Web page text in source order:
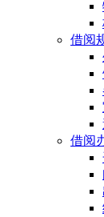
借阅
借阅